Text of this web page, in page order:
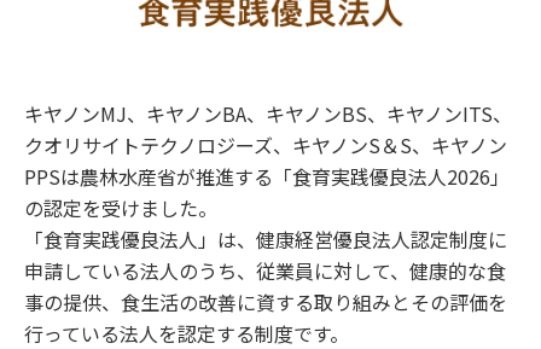
キヤノンMJ、キヤノンBA、キヤノンBS、キヤノンITS、
クオリサイトテクノロジーズ、キヤノンS＆S、キヤノン
PPSは農林水産省が推進する「食育実践優良法人2026」
の認定を受けました。
「食育実践優良法人」は、健康経営優良法人認定制度に
申請している法人のうち、従業員に対して、健康的な食
事の提供、食生活の改善に資する取り組みとその評価を
行っている法人を認定する制度です。